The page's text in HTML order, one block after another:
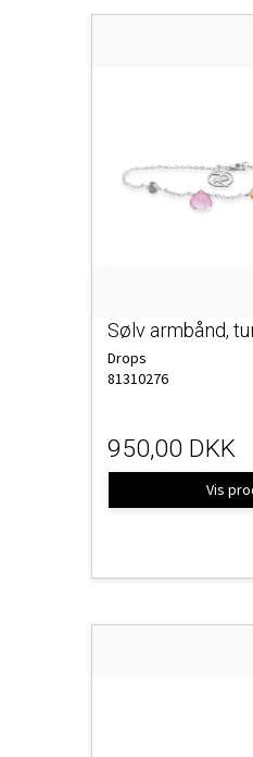
Sølv armbånd,
Drops
81310276
950,00 DKK
Vis